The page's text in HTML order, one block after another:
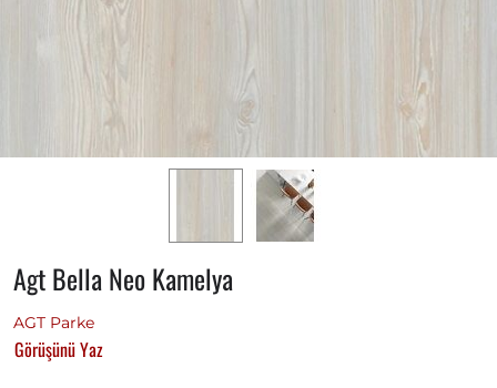
Agt Bella Neo Kamelya
AGT Parke
Görüşünü Yaz